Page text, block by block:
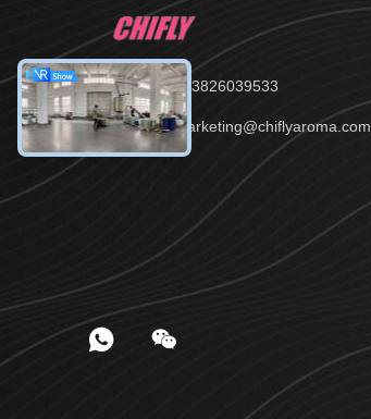
Tel.：86--13826039533
E-Mail：marketing@chiflyaroma.com